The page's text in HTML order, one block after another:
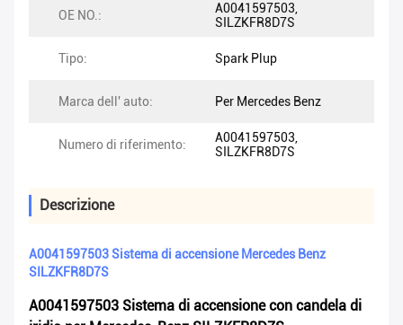
OE NO.:
A0041597503,
SILZKFR8D7S
Tipo: Spark Plup
Marca dell' auto: Per Mercedes Benz
Numero di riferimento:
A0041597503,
SILZKFR8D7S
Descrizione
A0041597503 Sistema di accensione Mercedes Benz
SILZKFR8D7S
A0041597503 Sistema di accensione con candela di